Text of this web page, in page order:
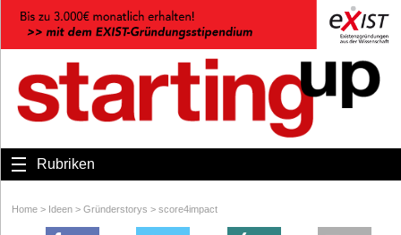
Rubriken
Home > Ideen > Gründerstorys > score4impact